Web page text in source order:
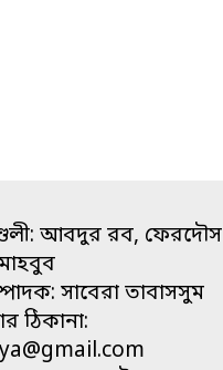
আবদুর রব, ফেরদৌস
মাহবুব
সাবেরা তাবাসসুম
ঠিকানা: